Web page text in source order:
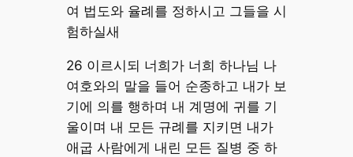
여 법도와 율례를 정하시고 그들을 시
험하실새
26 이르시되 너희가 너희 하나님 나
여호와의 말을 들어 순종하고 내가 보
기에 의를 행하며 내 계명에 귀를 기
울이며 내 모든 규례를 지키면 내가
애굽 사람에게 내린 모든 질병 중 하